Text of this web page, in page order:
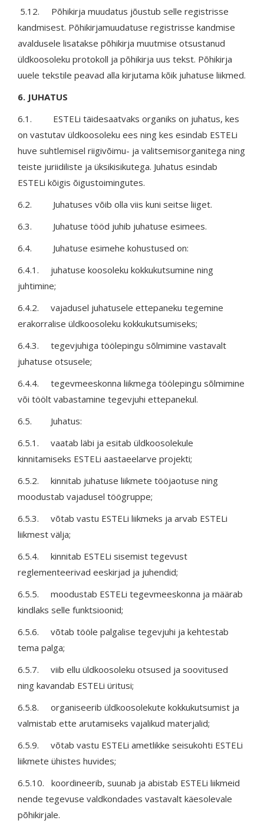
5.12. Põhikirja muudatus jõustub selle registrisse
kandmisest. Põhikirjamuudatuse registrisse kandmise
avaldusele lisatakse põhikirja muutmise otsustanud
üldkoosoleku protokoll ja põhikirja uus tekst. Põhikirja
uuele tekstile peavad alla kirjutama kõik juhatuse liikmed.
6. JUHATUS
6.1. ESTELi täidesaatvaks organiks on juhatus, kes
on vastutav üldkoosoleku ees ning kes esindab ESTELi
huve suhtlemisel riigivõimu- ja valitsemisorganitega ning
teiste juriidiliste ja üksikisikutega. Juhatus esindab
ESTELi kõigis õigustoimingutes.
6.2. Juhatuses võib olla viis kuni seitse liiget.
6.3. Juhatuse tööd juhib juhatuse esimees.
6.4. Juhatuse esimehe kohustused on:
6.4.1. juhatuse koosoleku kokkukutsumine ning
juhtimine;
6.4.2. vajadusel juhatusele ettepaneku tegemine
erakorralise üldkoosoleku kokkukutsumiseks;
6.4.3. tegevjuhiga töölepingu sõlmimine vastavalt
juhatuse otsusele;
6.4.4. tegevmeeskonna liikmega töölepingu sõlmimine
või töölt vabastamine tegevjuhi ettepanekul.
6.5. Juhatus:
6.5.1. vaatab läbi ja esitab üldkoosolekule
kinnitamiseks ESTELi aastaeelarve projekti;
6.5.2. kinnitab juhatuse liikmete tööjaotuse ning
moodustab vajadusel töögruppe;
6.5.3. võtab vastu ESTELi liikmeks ja arvab ESTELi
liikmest välja;
6.5.4. kinnitab ESTELi sisemist tegevust
reglementeerivad eeskirjad ja juhendid;
6.5.5. moodustab ESTELi tegevmeeskonna ja määrab
kindlaks selle funktsioonid;
6.5.6. võtab tööle palgalise tegevjuhi ja kehtestab
tema palga;
6.5.7. viib ellu üldkoosoleku otsused ja soovitused
ning kavandab ESTELi üritusi;
6.5.8. organiseerib üldkoosolekute kokkukutsumist ja
valmistab ette arutamiseks vajalikud materjalid;
6.5.9. võtab vastu ESTELi ametlikke seisukohti ESTELi
liikmete ühistes huvides;
6.5.10. koordineerib, suunab ja abistab ESTELi liikmeid
nende tegevuse valdkondades vastavalt käesolevale
põhikirjale.